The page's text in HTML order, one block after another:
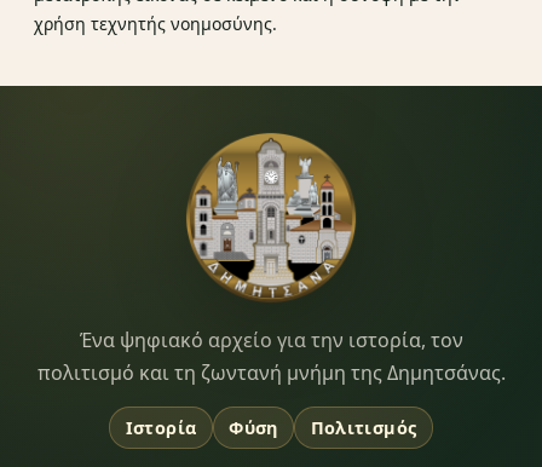
χρήση τεχνητής νοημοσύνης.
Dimitsana.gr
Ένα ψηφιακό αρχείο για την ιστορία, τον
πολιτισμό και τη ζωντανή μνήμη της Δημητσάνας.
Ιστορία Φύση Πολιτισμός